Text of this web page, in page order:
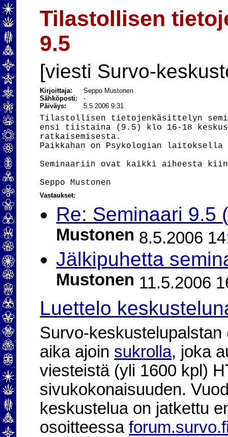
Tilastollisen
9.5
[viesti Survo-
Kirjoittaja:
Seppo Mustonen
Sähköposti:-
Päiväys:
5.5.2006 9:31
Tilastollisen tietojenkäsittelyn
ensi tiistaina (9.5) klo 16-18
ratkaisemisesta.
Paikkahan on Psykologian laitoksella
Seminaariin ovat kaikki aiheesta
Vastaukset:
Re: Seminaari 9.5
Mustonen 8.5.2006
Jälkipuhetta
Mustonen 11.5.2006
Luettelo
Survo-
aika ajoin sukrolla, joka
viesteistä (yli 1600 kpl)
sivukokonaisuuden.
keskustelua on jatkettu
osoitteessa